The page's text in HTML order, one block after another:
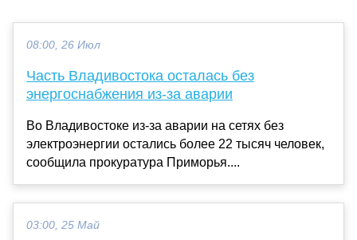
08:00, 26 Июл
Часть Владивостока осталась без
энергоснабжения из-за аварии
Во Владивостоке из-за аварии на сетях без
электроэнергии остались более 22 тысяч человек,
сообщила прокуратура Приморья....
03:00, 25 Май